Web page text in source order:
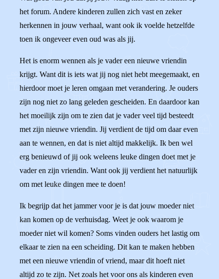
het forum. Andere kinderen zullen zich vast en zeker
herkennen in jouw verhaal, want ook ik voelde hetzelfde
toen ik ongeveer even oud was als jij.
Het is enorm wennen als je vader een nieuwe vriendin
krijgt. Want dit is iets wat jij nog niet hebt meegemaakt, en
hierdoor moet je leren omgaan met verandering. Je ouders
zijn nog niet zo lang geleden gescheiden. En daardoor kan
het moeilijk zijn om te zien dat je vader veel tijd besteedt
met zijn nieuwe vriendin. Jij verdient de tijd om daar even
aan te wennen, en dat is niet altijd makkelijk. Ik ben wel
erg benieuwd of jij ook weleens leuke dingen doet met je
vader en zijn vriendin. Want ook jij verdient het natuurlijk
om met leuke dingen mee te doen!
Ik begrijp dat het jammer voor je is dat jouw moeder niet
kan komen op de verhuisdag. Weet je ook waarom je
moeder niet wil komen? Soms vinden ouders het lastig om
elkaar te zien na een scheiding. Dit kan te maken hebben
met een nieuwe vriendin of vriend, maar dit hoeft niet
altijd zo te zijn. Net zoals het voor ons als kinderen even